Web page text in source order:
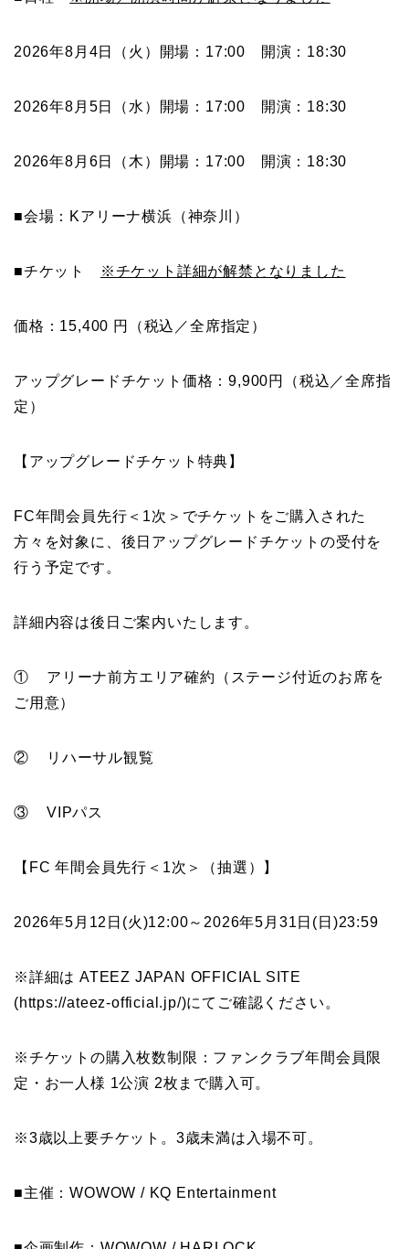
2026年8月4日（火）開場：17:00 開演：18:30
2026年8月5日（水）開場：17:00 開演：18:30
2026年8月6日（木）開場：17:00 開演：18:30
■会場：Kアリーナ横浜（神奈川）
■チケット ※チケット詳細が解禁となりました
価格：15,400 円（税込／全席指定）
アップグレードチケット価格：9,900円（税込／全席指
定）
【アップグレードチケット特典】
FC年間会員先行＜1次＞でチケットをご購入された
方々を対象に、後日アップグレードチケットの受付を
行う予定です。
詳細内容は後日ご案内いたします。
① アリーナ前方エリア確約（ステージ付近のお席を
ご用意）
② リハーサル観覧
③ VIPパス
【FC 年間会員先行＜1次＞（抽選）】
2026年5月12日(火)12:00～2026年5月31日(日)23:59
※詳細は ATEEZ JAPAN OFFICIAL SITE
(https://ateez-official.jp/)にてご確認ください。
※チケットの購入枚数制限：ファンクラブ年間会員限
定・お一人様 1公演 2枚まで購入可。
※3歳以上要チケット。3歳未満は入場不可。
■主催：WOWOW / KQ Entertainment